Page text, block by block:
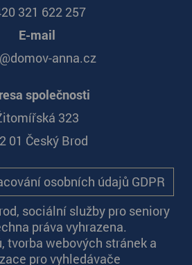
321 622 257
E-mail
anna.cz
společnosti
323
01 Český Brod
osobních údajů GDPR
sociální služby pro seniory
práva vyhrazena.
, tvorba webových stránek a
pro vyhledávače